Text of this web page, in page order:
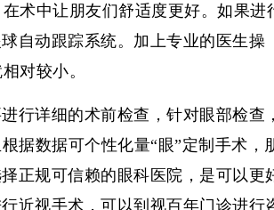
术中让朋友们舒适度更好。如果进
自动跟踪系统。加上专业的医生操
对较小。
行详细的术前检查，针对眼部检查
据数据可个性化量“眼”定制手术，
正规可信赖的眼科医院，是可以更
近视手术，可以到视百年门诊进行